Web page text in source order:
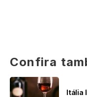
Confira
Itália